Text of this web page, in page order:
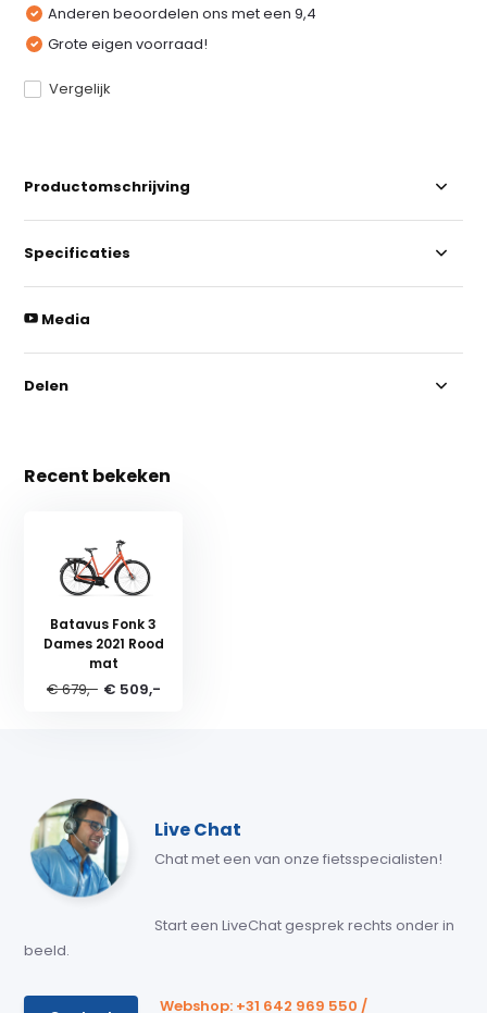
Anderen beoordelen ons met een 9,4
Grote eigen voorraad!
Vergelijk
Productomschrijving
Specificaties
Media
Delen
Recent bekeken
Batavus Fonk 3
Dames 2021 Rood
mat
€ 679,- € 509,-
Live Chat
Chat met een van onze fietsspecialisten!
Start een LiveChat gesprek rechts onder in
beeld.
Webshop: +31 642 969 550 /